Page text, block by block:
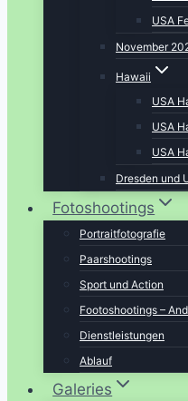
USA
November
Hawaii
USA
USA
USA
Dresden und
Fotoshootings
Portraitfotografie
Paarshootings
Sport und Action
Footoshootings –
Dienstleistungen
Ablauf
Galeries